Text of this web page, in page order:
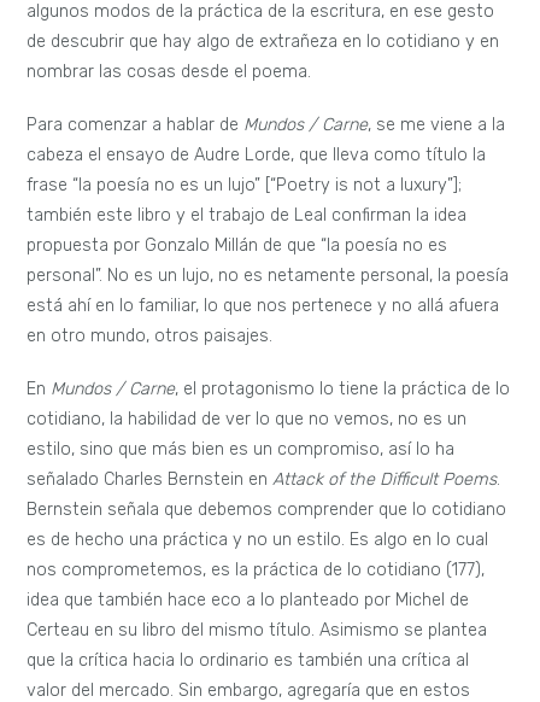
algunos modos de la práctica de la escritura, en ese gesto
de descubrir que hay algo de extrañeza en lo cotidiano y en
nombrar las cosas desde el poema.
Para comenzar a hablar de Mundos / Carne, se me viene a la
cabeza el ensayo de Audre Lorde, que lleva como título la
frase “la poesía no es un lujo” [“Poetry is not a luxury”];
también este libro y el trabajo de Leal confirman la idea
propuesta por Gonzalo Millán de que “la poesía no es
personal”. No es un lujo, no es netamente personal, la poesía
está ahí en lo familiar, lo que nos pertenece y no allá afuera
en otro mundo, otros paisajes.
En Mundos / Carne, el protagonismo lo tiene la práctica de lo
cotidiano, la habilidad de ver lo que no vemos, no es un
estilo, sino que más bien es un compromiso, así lo ha
señalado Charles Bernstein enAttack of the Difficult Poems.
Bernstein señala que debemos comprender que lo cotidiano
es de hecho una práctica y no un estilo. Es algo en lo cual
nos comprometemos, es la práctica de lo cotidiano (177),
idea que también hace eco a lo planteado por Michel de
Certeau en su libro del mismo título. Asimismo se plantea
que la crítica hacia lo ordinario es también una crítica al
valor del mercado. Sin embargo, agregaría que en estos